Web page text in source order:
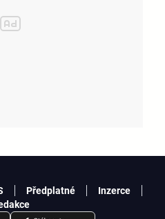
Předplatné
Inzerce